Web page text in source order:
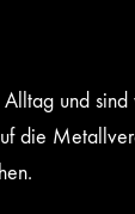
und
die